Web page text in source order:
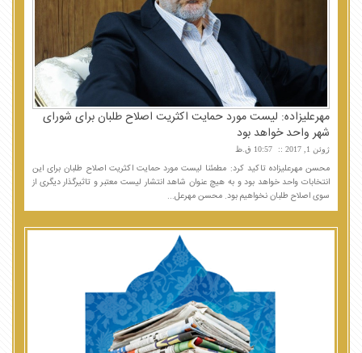
مهرعلیزاده: لیست مورد حمایت اکثریت اصلاح طلبان برای شورای
شهر واحد خواهد بود
ژوئن 1, 2017 10:57 ق.ظ
محسن مهرعلیزاده تاکید کرد: مطمئنا لیست مورد حمایت اکثریت اصلاح طلبان برای این
انتخابات واحد خواهد بود و به هیچ عنوان شاهد انتشار لیست معتبر و تاثیرگذار دیگری از
سوی اصلاح طلبان نخواهیم بود. محسن مهرعل...